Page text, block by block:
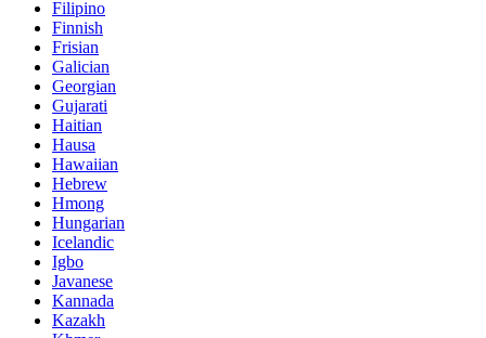
Filipino
Finnish
Frisian
Galician
Georgian
Gujarati
Haitian
Hausa
Hawaiian
Hebrew
Hmong
Hungarian
Icelandic
Igbo
Javanese
Kannada
Kazakh